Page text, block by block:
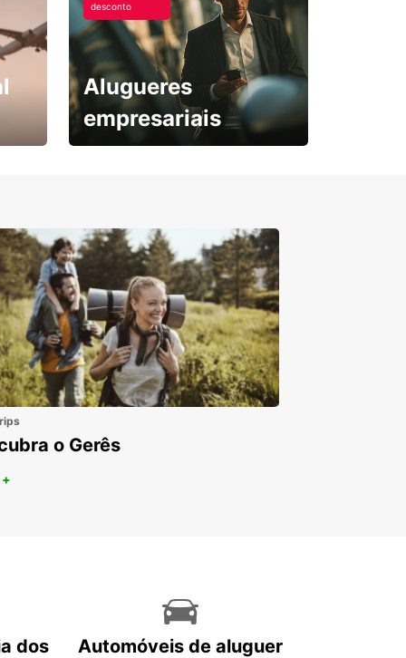
desconto
Alugueres
empresariais
o Gerês
dos
Automóveis de aluguer